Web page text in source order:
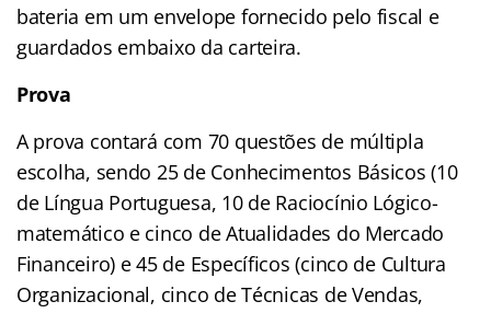
bateria em um envelope fornecido pelo fiscal e
guardados embaixo da carteira.
Prova
A prova contará com 70 questões de múltipla
escolha, sendo 25 de Conhecimentos Básicos (10
de Língua Portuguesa, 10 de Raciocínio Lógico-
matemático e cinco de Atualidades do Mercado
Financeiro) e 45 de Específicos (cinco de Cultura
Organizacional, cinco de Técnicas de Vendas,